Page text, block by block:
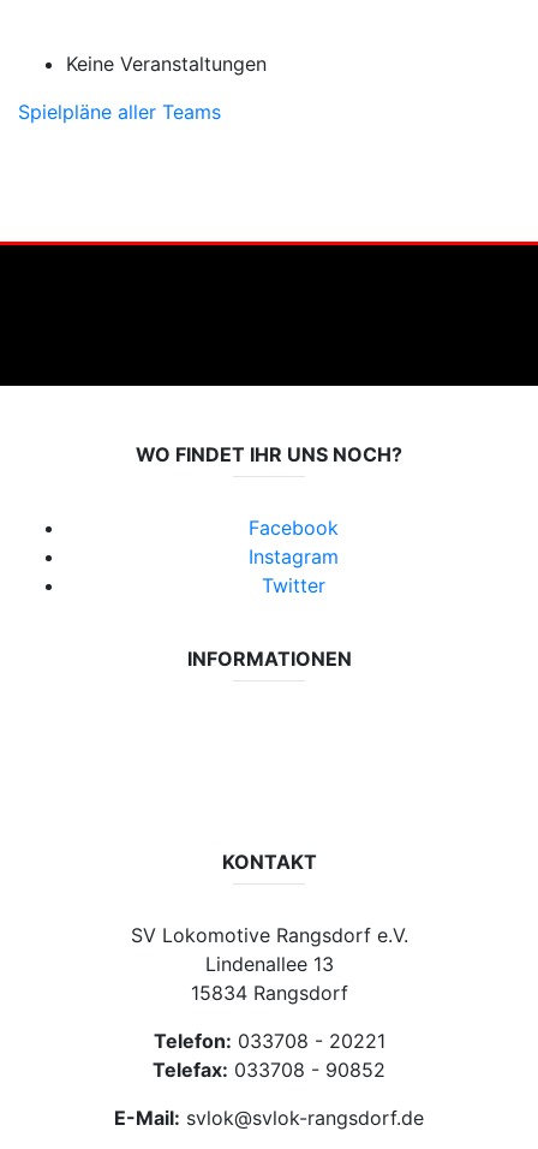
Keine Veranstaltungen
Spielpläne aller Teams
WO FINDET IHR UNS NOCH?
Facebook
Instagram
Twitter
INFORMATIONEN
KONTAKT
SV Lokomotive Rangsdorf e.V.
Lindenallee 13
15834 Rangsdorf
Telefon: 033708 - 20221
Telefax: 033708 - 90852
E-Mail: svlok@svlok-rangsdorf.de